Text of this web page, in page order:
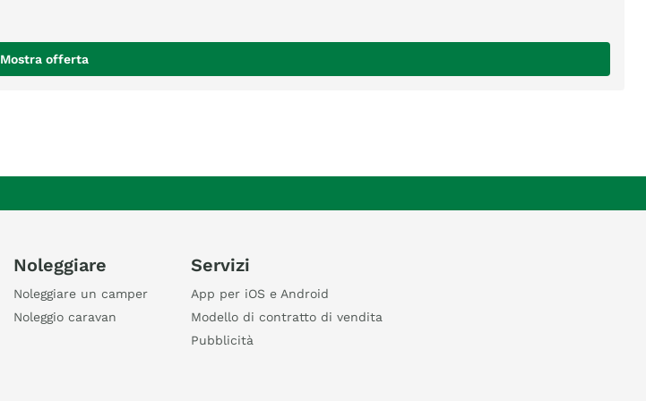
Mostra offerta
Noleggiare
Noleggiare un camper
Noleggio caravan
Servizi
App per iOS e Android
Modello di contratto di vendita
Pubblicità